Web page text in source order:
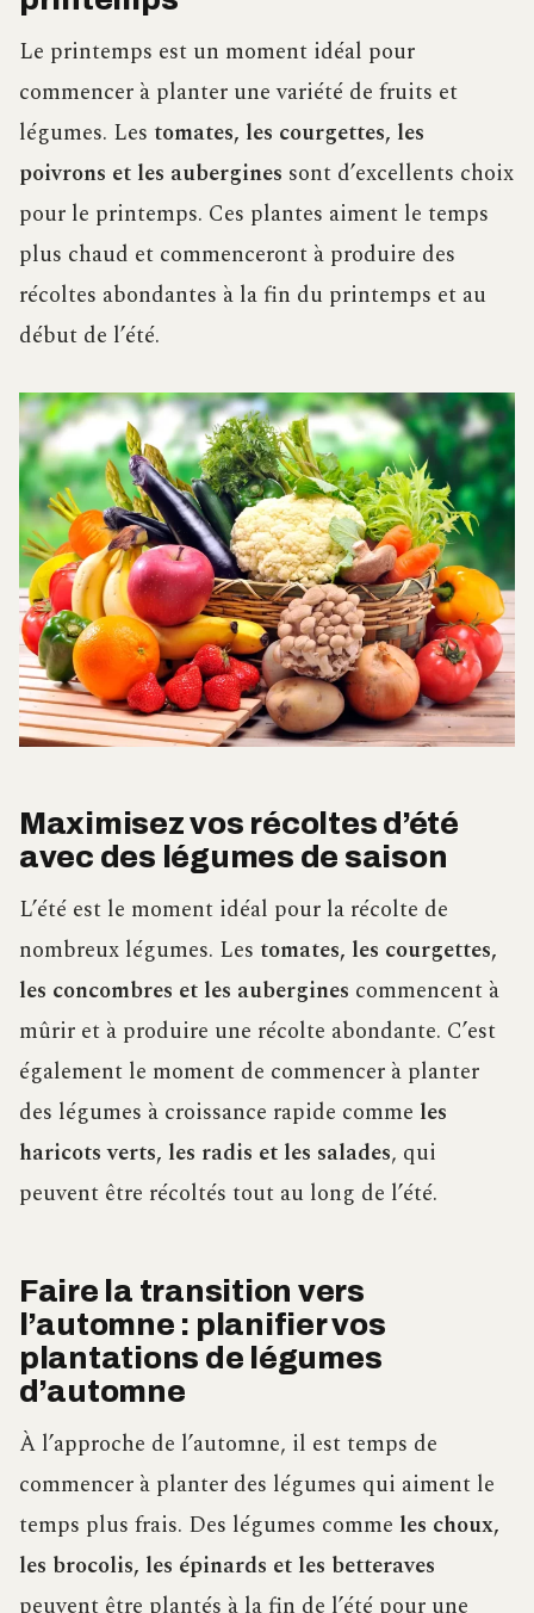
Le printemps est un moment idéal pour
commencer à planter une variété de fruits et
légumes. Les tomates, les courgettes, les
poivrons et les aubergines sont d’excellents choix
pour le printemps. Ces plantes aiment le temps
plus chaud et commenceront à produire des
récoltes abondantes à la fin du printemps et au
début de l’été.
Maximisez vos récoltes d’été
avec des légumes de saison
L’été est le moment idéal pour la récolte de
nombreux légumes. Les tomates, les courgettes,
les concombres et les aubergines commencent à
mûrir et à produire une récolte abondante. C’est
également le moment de commencer à planter
des légumes à croissance rapide comme les
haricots verts, les radis et les salades, qui
peuvent être récoltés tout au long de l’été.
Faire la transition vers
l’automne : planifier vos
plantations de légumes
d’automne
À l’approche de l’automne, il est temps de
commencer à planter des légumes qui aiment le
temps plus frais. Des légumes comme les choux,
les brocolis, les épinards et les betteraves